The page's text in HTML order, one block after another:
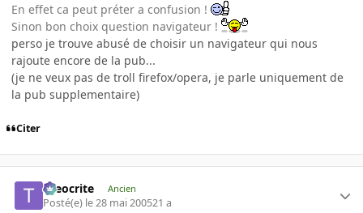
En effet ca peut préter a confusion !
Sinon bon choix question navigateur !
perso je trouve abusé de choisir un navigateur qui nous
rajoute encore de la pub...
(je ne veux pas de troll firefox/opera, je parle uniquement de
la pub supplementaire)
Citer
theocrite Ancien
Posté(e) le 28 mai 200521 a